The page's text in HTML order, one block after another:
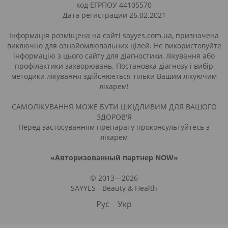
код ЕГРПОУ 44105570
Дата регистрации 26.02.2021
Інформація розміщена на сайті sayyes.com.ua, призначена
виключно для ознайомлювальних цілей. Не використовуйте
інформацію з цього сайту для діагностики, лікування або
профілактики захворювань. Постановка діагнозу і вибір
методики лікування здійснюється тільки Вашим лікуючим
лікарем!
САМОЛІКУВАННЯ МОЖЕ БУТИ ШКІДЛИВИМ ДЛЯ ВАШОГО
ЗДОРОВ'Я
Перед застосуванням препарату проконсультуйтесь з
лікарем
«Авторизованный партнер NOW»
© 2013—2026
SAYYES - Beauty & Health
Рус Укр